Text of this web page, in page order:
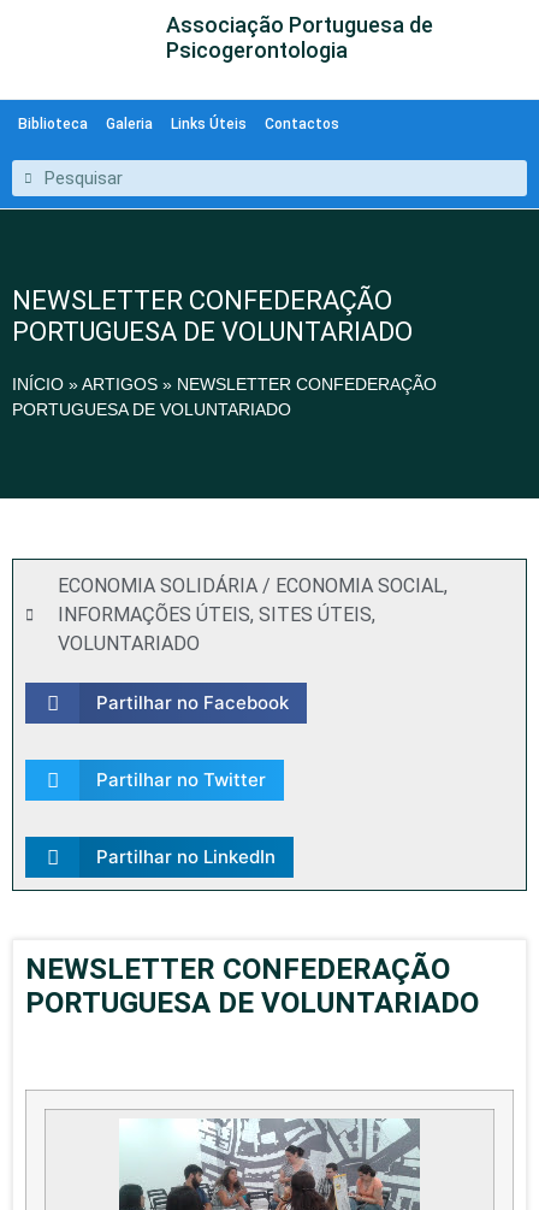
Associação Portuguesa de
Psicogerontologia
Biblioteca Galeria Links Úteis Contactos
NEWSLETTER CONFEDERAÇÃO
PORTUGUESA DE VOLUNTARIADO
INÍCIO »ARTIGOS » NEWSLETTER CONFEDERAÇÃO
PORTUGUESA DE VOLUNTARIADO
ECONOMIA SOLIDÁRIA / ECONOMIA SOCIAL,
INFORMAÇÕES ÚTEIS, SITES ÚTEIS,
VOLUNTARIADO
Partilhar no Facebook
Partilhar no Twitter
Partilhar no LinkedIn
NEWSLETTER CONFEDERAÇÃO
PORTUGUESA DE VOLUNTARIADO